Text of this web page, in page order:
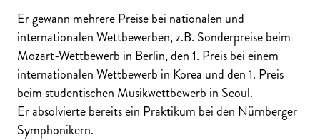
Er gewann mehrere Preise bei nationalen und
internationalen Wettbewerben, z.B. Sonderpreise beim
Mozart-Wettbewerb in Berlin, den 1. Preis bei einem
internationalen Wettbewerb in Korea und den 1. Preis
beim studentischen Musikwettbewerb in Seoul.
Er absolvierte bereits ein Praktikum bei den Nürnberger
Symphonikern.